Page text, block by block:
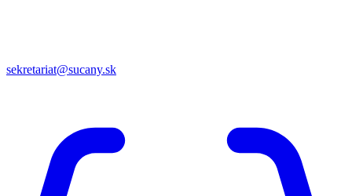
sekretariat@sucany.sk